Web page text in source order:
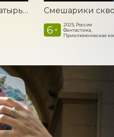
Последний богатырь. Колобок
6 +
2025, Россия
Фантастика,
Приключенческая